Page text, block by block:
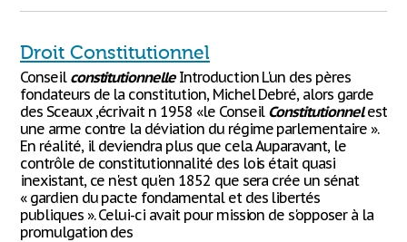
Droit Constitutionnel
Conseil constitutionnelleIntroduction L'un des pères
fondateurs de la constitution, Michel Debré, alors garde
des Sceaux ,écrivait n 1958 «le Conseil Constitutionnelest
une arme contre la déviation du régime parlementaire ».
En réalité, il deviendra plus que cela. Auparavant, le
contrôle de constitutionnalité des lois était quasi
inexistant, ce n'est qu'en 1852 que sera crée un sénat
« gardien du pacte fondamental et des libertés
publiques ». Celui-ci avait pour mission de s'opposer à la
promulgation des